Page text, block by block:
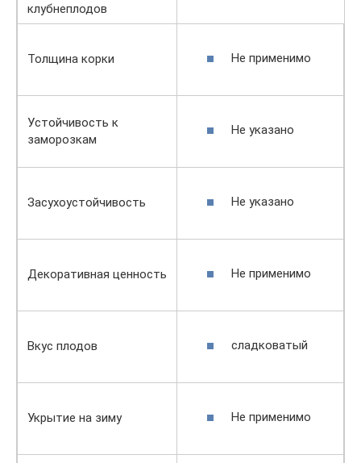
клубнеплодов
Толщина корки Не применимо
Устойчивость к
заморозкам
Не указано
Засухоустойчивость Не указано
Декоративная ценность Не применимо
Вкус плодов сладковатый
Укрытие на зиму Не применимо